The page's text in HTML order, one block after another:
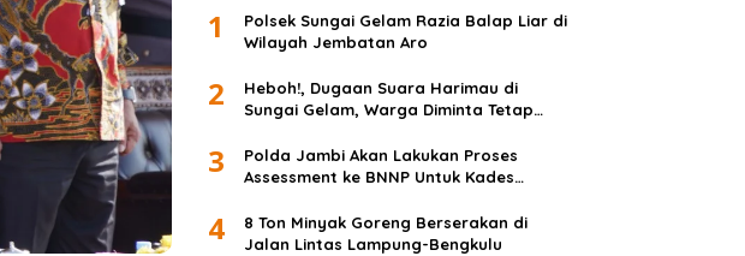
1
Polsek Sungai Gelam Razia Balap Liar di
Wilayah Jembatan Aro
2
Heboh!, Dugaan Suara Harimau di
Sungai Gelam, Warga Diminta Tetap
3
Polda Jambi Akan Lakukan Proses
Assessment ke BNNP Untuk Kades
4
8 Ton Minyak Goreng Berserakan di
Jalan Lintas Lampung-Bengkulu